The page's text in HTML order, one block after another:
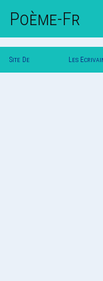
Poème-Fr
Site De Les